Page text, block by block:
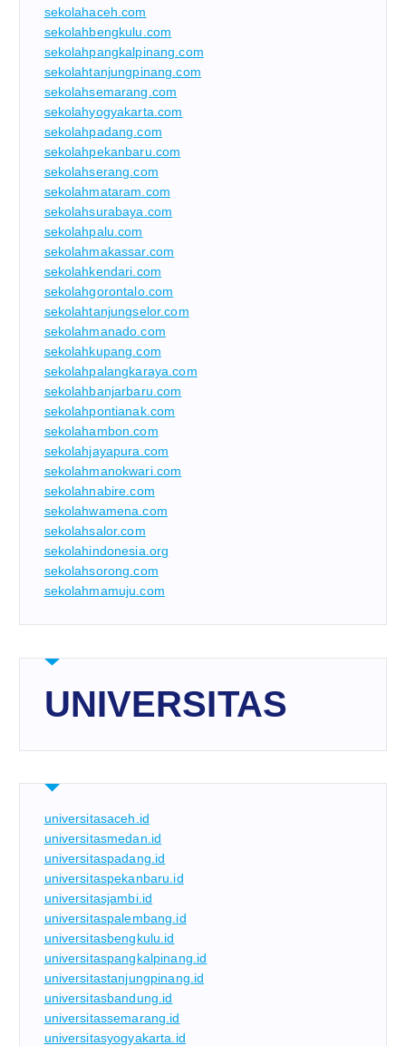
sekolahaceh.com
sekolahbengkulu.com
sekolahpangkalpinang.com
sekolahtanjungpinang.com
sekolahsemarang.com
sekolahyogyakarta.com
sekolahpadang.com
sekolahpekanbaru.com
sekolahserang.com
sekolahmataram.com
sekolahsurabaya.com
sekolahpalu.com
sekolahmakassar.com
sekolahkendari.com
sekolahgorontalo.com
sekolahtanjungselor.com
sekolahmanado.com
sekolahkupang.com
sekolahpalangkaraya.com
sekolahbanjarbaru.com
sekolahpontianak.com
sekolahambon.com
sekolahjayapura.com
sekolahmanokwari.com
sekolahnabire.com
sekolahwamena.com
sekolahsalor.com
sekolahindonesia.org
sekolahsorong.com
sekolahmamuju.com
UNIVERSITAS
universitasaceh.id
universitasmedan.id
universitaspadang.id
universitaspekanbaru.id
universitasjambi.id
universitaspalembang.id
universitasbengkulu.id
universitaspangkalpinang.id
universitastanjungpinang.id
universitasbandung.id
universitassemarang.id
universitasyogyakarta.id